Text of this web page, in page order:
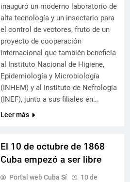
inauguró un moderno laboratorio de
alta tecnología y un insectario para
el control de vectores, fruto de un
proyecto de cooperación
internacional que también beneficia
al Instituto Nacional de Higiene,
Epidemiología y Microbiología
(INHEM) y al Instituto de Nefrología
(INEF), junto a sus filiales en…
Leer más
El 10 de octubre de 1868
Cuba empezó a ser libre
Portal web Cuba Sí
10 de